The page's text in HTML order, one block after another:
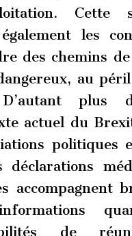
Cette
les
des chemins
au
plus
actuel du
politiques
déclarations
accompagnent
de